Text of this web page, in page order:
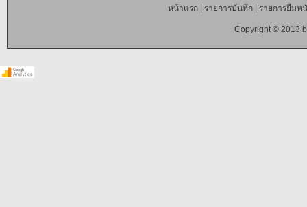
หน้าแรก| รายการบันทึก| รายการยืมห
Copyright © 2013